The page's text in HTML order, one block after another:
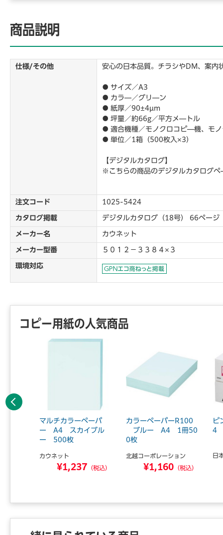
商品説明
仕様/その他 安心の日本品質。チラシやDM、案内
● サイズ／A3
● カラ―／グリ―ン
● 紙厚／90±4μm
● 坪量／約66g／平方メ―トル
● 適合機種／モノクロコピ―機、モ
● 単位／1箱（500枚入×3）
【デジタルカタログ】
※こちらの商品のデジタルカタログ
注文コード 1025-5424
カタログ掲載 デジタルカタログ（18号） 66ページ
メーカー名 カウネット
メーカー型番 ５０１２－３３８４×３
環境対応
コピー用紙の人気商品
マルチカラーペーパ
ー A4 スカイブル
ー 500枚
カウネット
¥1,237 （税込）
カラーペーパーR100
ブルー A4 1冊50
0枚
北越コーポレーション
¥1,160 （税込）
ピ
4
日
前へ